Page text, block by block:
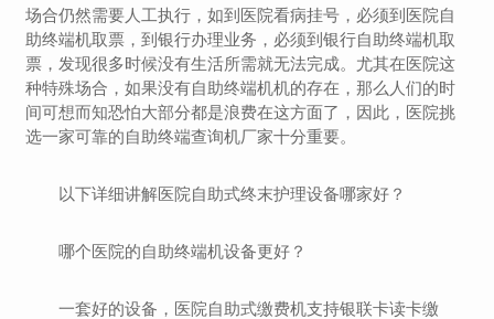
场合仍然需要人工执行，如到医院看病挂号，必须到医院自
助终端机取票，到银行办理业务，必须到银行自助终端机取
票，发现很多时候没有生活所需就无法完成。尤其在医院这
种特殊场合，如果没有自助终端机机的存在，那么人们的时
间可想而知恐怕大部分都是浪费在这方面了，因此，医院挑
选一家可靠的自助终端查询机厂家十分重要。
以下详细讲解医院自助式终末护理设备哪家好？
哪个医院的自助终端机设备更好？
一套好的设备，医院自助式缴费机支持银联卡读卡缴